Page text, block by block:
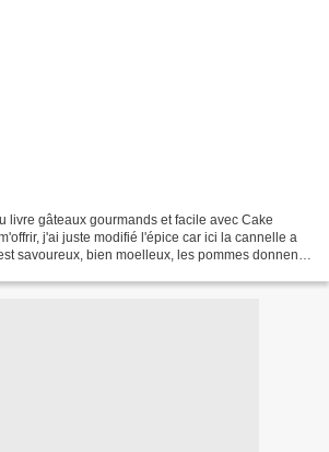
livre gâteaux gourmands et facile avec Cake
j'ai juste modifié l'épice car ici la cannelle a
savoureux, bien moelleux, les pommes donnent